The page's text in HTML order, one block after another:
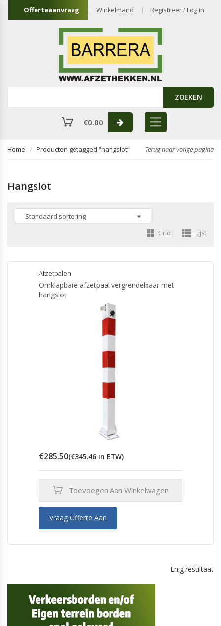
Offerteaanvraag Winkelmand Registreer / Log in
ZOEKEN
€0.00
Home Producten getagged “hangslot” Terug naar vorige pagina
Hangslot
Grid Lijst
Afzetpalen
Omklapbare afzetpaal vergrendelbaar met
hangslot
€285.50(€345.46 in BTW)
Toevoegen Aan Winkelwagen
Vraag Offerte Aan
Enig resultaat